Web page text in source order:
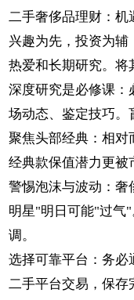
二手奢侈品理财：机
兴趣为先，投资为辅
热爱和长期研究。将
深度研究是必修课：
场动态、鉴定技巧。
聚焦头部经典：相对
经典款保值潜力更被
警惕泡沫与波动：
明星"明日可能"过气
调。
选择可靠平台：务必
二手平台交易，保存